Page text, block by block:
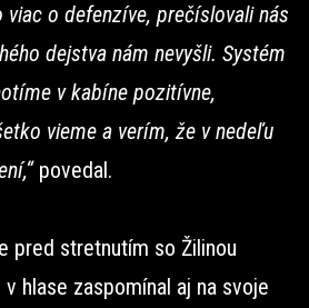
o defenzíve, prečíslovali nás
dejstva nám nevyšli. Systém
v kabíne pozitívne,
vieme a verím, že v nedeľu
povedal.
pred stretnutím so Žilinou
hlase zaspomínal aj na svoje